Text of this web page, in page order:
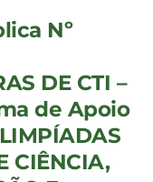
Nº
DE CTI –
de Apoio
CIÊNCIA,